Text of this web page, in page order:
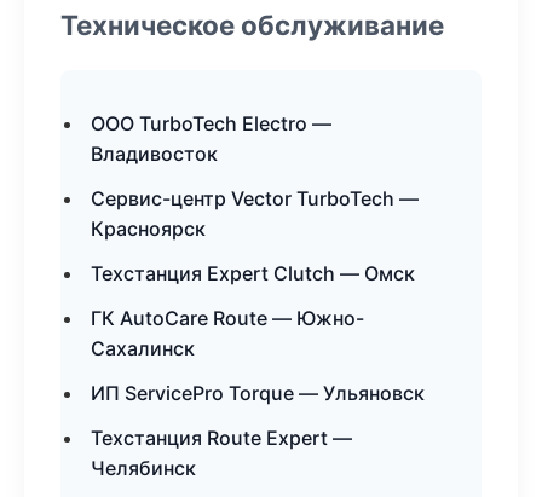
Техническое обслуживание
ООО TurboTech Electro —
Владивосток
Сервис-центр Vector TurboTech —
Красноярск
Техстанция Expert Clutch — Омск
ГК AutoCare Route — Южно-
Сахалинск
ИП ServicePro Torque — Ульяновск
Техстанция Route Expert —
Челябинск